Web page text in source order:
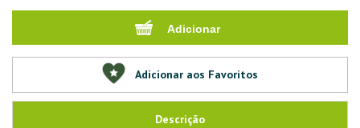
Adicionar aos Favoritos
Descrição